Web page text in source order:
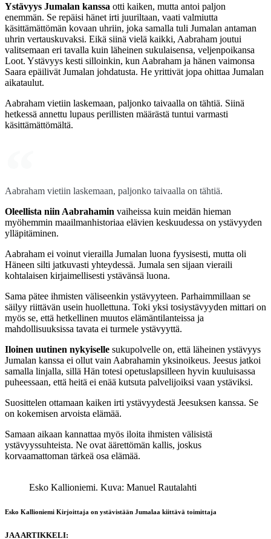
Ystävyys Jumalan kanssa otti kaiken, mutta antoi paljon
enemmän. Se repäisi hänet irti juuriltaan, vaati valmiutta
käsittämättömän kovaan uhriin, joka samalla tuli Jumalan antaman
uhrin vertauskuvaksi. Eikä siinä vielä kaikki, Aabraham joutui
valitsemaan eri tavalla kuin läheinen sukulaisensa, veljenpoikansa
Loot. Ystävyys kesti silloinkin, kun Aabraham ja hänen vaimonsa
Saara epäilivät Jumalan johdatusta. He yrittivät jopa ohittaa Jumalan
aikataulut.
Aabraham vietiin laskemaan, paljonko taivaalla on tähtiä. Siinä
hetkessä annettu lupaus perillisten määrästä tuntui varmasti
käsittämättömältä.
Aabraham vietiin laskemaan, paljonko taivaalla on tähtiä.
Oleellista niin Aabrahamin vaiheissa kuin meidän hieman
myöhemmin maailmanhistoriaa elävien keskuudessa on ystävyyden
ylläpitäminen.
Aabraham ei voinut vierailla Jumalan luona fyysisesti, mutta oli
Häneen silti jatkuvasti yhteydessä. Jumala sen sijaan vieraili
kohtalaisen kirjaimellisesti ystävänsä luona.
Sama pätee ihmisten väliseenkin ystävyyteen. Parhaimmillaan se
säilyy riittävän usein huollettuna. Toki yksi tosiystävyyden mittari on
myös se, että hetkellinen muutos elämäntilanteissa ja
mahdollisuuksissa tavata ei turmele ystävyyttä.
Iloinen uutinen nykyiselle sukupolvelle on, että läheinen ystävyys
Jumalan kanssa ei ollut vain Aabrahamin yksinoikeus. Jeesus jatkoi
samalla linjalla, sillä Hän totesi opetuslapsilleen hyvin kuuluisassa
puheessaan, että heitä ei enää kutsuta palvelijoiksi vaan ystäviksi.
Suosittelen ottamaan kaiken irti ystävyydestä Jeesuksen kanssa. Se
on kokemisen arvoista elämää.
Samaan aikaan kannattaa myös iloita ihmisten välisistä
ystävyyssuhteista. Ne ovat äärettömän kallis, joskus
korvaamattoman tärkeä osa elämää.
Esko Kallioniemi. Kuva: Manuel Rautalahti
Esko Kallioniemi Kirjoittaja on ystävistään Jumalaa kiittävä toimittaja
JAA ARTIKKELI: